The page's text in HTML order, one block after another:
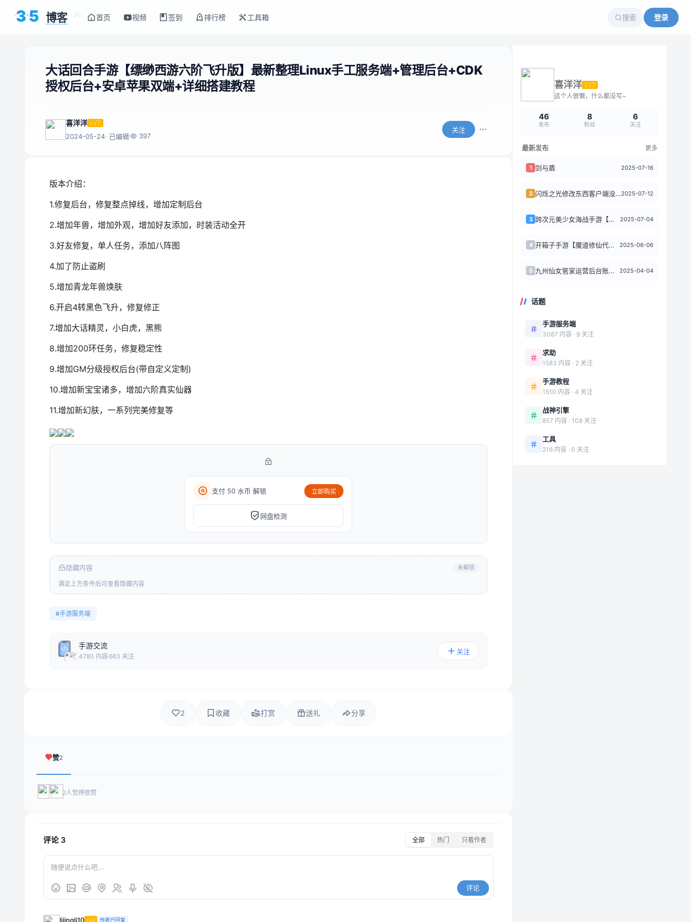
< />
35 博客 首页 视频 签到 排行榜 工具箱 搜索 登录
大话回合手游【缥缈西游六阶飞升版】最新整理Linux手工服务端+管理后台+CDK
授权后台+安卓苹果双端+详细搭建教程
喜洋洋 LV7
2024-05-24· 已编辑 397
关注
版本介绍：
1.修复后台，修复整点掉线，增加定制后台
2.增加年兽，增加外观，增加好友添加，时装活动全开
3.好友修复，单人任务，添加八阵图
4.加了防止盗刷
5.增加青龙年兽焕肤
6.开启4转黑色飞升，修复修正
7.增加大话精灵，小白虎，黑熊
8.增加200环任务，修复稳定性
9.增加GM分级授权后台(带自定义定制)
10.增加新宝宝诸多，增加六阶真实仙器
11.增加新幻肤，一系列完美修复等
支付 50 水币 解锁 立即购买
网盘检测
隐藏内容 未解锁
满足上方条件后可查看隐藏内容
#手游服务端
手游交流
4780 内容 663 关注
关注
2 收藏 打赏 送礼 分享
赞2
2人觉得很赞
评论 3 全部 热门 只看作者
评论
lijingli10 LV4 作者已回复
喜洋洋 LV7
这个人很懒，什么都没写~
46
发布
8
粉丝
6
关注
最新发布 更多
1 剑与盾 2025-07-16
2 闪烁之光修改东西客户端没有同步2025-07-12
3 跨次元美少女海战手游【少女战舰】最新整理WIN系半手工服务端+本地注册+安卓+详... 2025-07-04
4 开箱子手游【魔道修仙代金券内购多区最终版】5月最新整理Ubuntu手工服务端+C... 2025-06-06
5 九州仙女管家运营后台账号过期了 2025-04-04
话题
手游服务端
3087 内容 · 9 关注
求助
1583 内容 · 2 关注
手游教程
1510 内容 · 4 关注
战神引擎
857 内容 · 108 关注
工具
216 内容 · 0 关注